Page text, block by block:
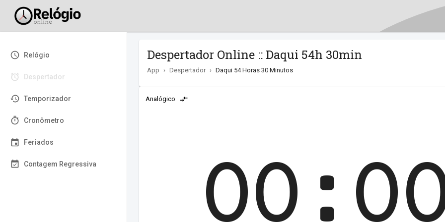
Relógio
Despertador
Temporizador
Cronômetro
Feriados
Contagem Regressiva
Despertador Online :: Daqui 54h 30min
App › Despertador › Daqui 54 Horas 30 Minutos
Analógico